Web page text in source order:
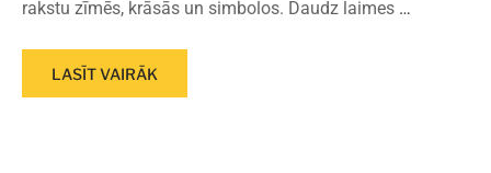
rakstu zīmēs, krāsās un simbolos. Daudz laimes …
LASĪT VAIRĀK